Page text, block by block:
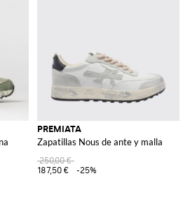
PREMIATA
Zapatillas Nous de ante y malla
250,00 €
187,50 €
-25%